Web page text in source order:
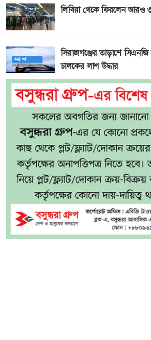
লিবিয়া থেকে ফিরলেন আরও
সিরাজগঞ্জের তাড়াশে
চালকের লাশ উদ্ধার